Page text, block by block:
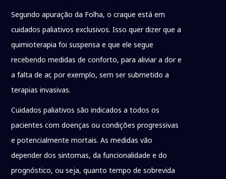
Segundo apuração da Folha, o craque está em
cuidados paliativos exclusivos. Isso quer dizer que a
quimioterapia foi suspensa e que ele segue
recebendo medidas de conforto, para aliviar a dor e
a falta de ar, por exemplo, sem ser submetido a
terapias invasivas.
Cuidados paliativos são indicados a todos os
pacientes com doenças ou condições progressivas
e potencialmente mortais. As medidas vão
depender dos sintomas, da funcionalidade e do
prognóstico, ou seja, quanto tempo de sobrevida